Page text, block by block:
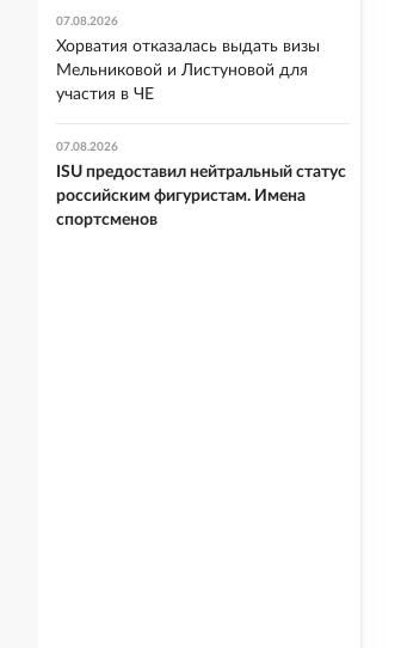
07.08.2026
Хорватия отказалась выдать визы
Мельниковой и Листуновой для
участия в ЧЕ
07.08.2026
ISU предоставил нейтральный статус
российским фигуристам. Имена
спортсменов